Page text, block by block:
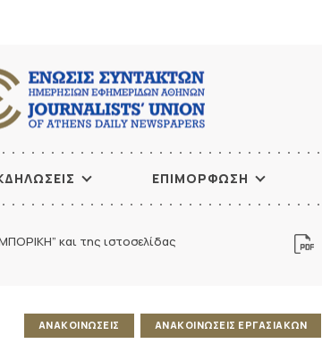
ΕΠΙΜΟΡΦΩΣΗ
και της ιστοσελίδας
ΑΝΑΚΟΙΝΩΣΕΙΣ ΑΝΑΚΟΙΝΩΣΕΙΣ ΕΡΓΑΣΙΑΚΩΝ